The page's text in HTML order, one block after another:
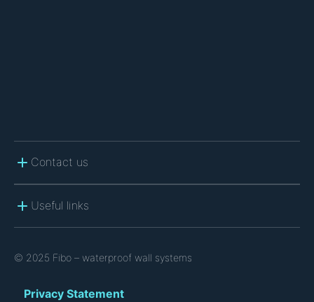
Contact us
Useful links
© 2025 Fibo – waterproof wall systems
Privacy Statement